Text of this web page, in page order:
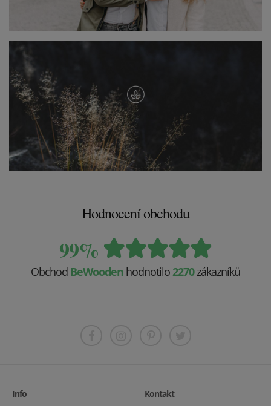
Hodnocení obchodu
99%
Obchod BeWooden hodnotilo 2270zákazníků
Info Kontakt